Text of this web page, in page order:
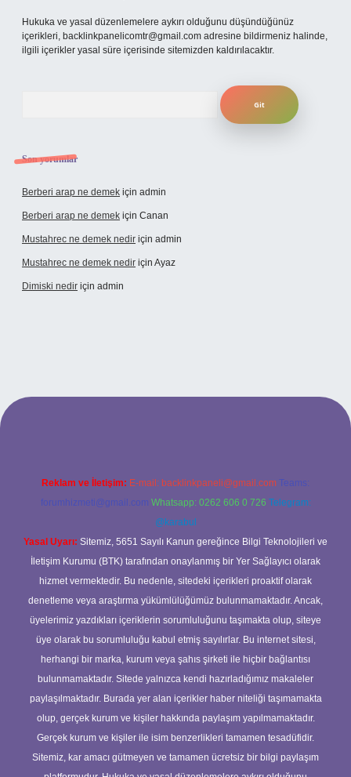
Hukuka ve yasal düzenlemelere aykırı olduğunu düşündüğünüz
içerikleri, backlinkpanelicomtr@gmail.com adresine bildirmeniz halinde,
ilgili içerikler yasal süre içerisinde sitemizden kaldırılacaktır.
Son yorumlar
Berberi arap ne demek için admin
Berberi arap ne demek için Canan
Mustahrec ne demek nedir için admin
Mustahrec ne demek nedir için Ayaz
Dimiski nedir için admin
güncel adresi
Reklam ve İletişim: E-mail: backlinkpaneli@gmail.com Teams:
forumhizmeti@gmail.com Whatsapp: 0262 606 0 726 Telegram:
@karabul
Yasal Uyarı: Sitemiz, 5651 Sayılı Kanun gereğince Bilgi Teknolojileri ve
İletişim Kurumu (BTK) tarafından onaylanmış bir Yer Sağlayıcı olarak
hizmet vermektedir. Bu nedenle, sitedeki içerikleri proaktif olarak
denetleme veya araştırma yükümlülüğümüz bulunmamaktadır. Ancak,
üyelerimiz yazdıkları içeriklerin sorumluluğunu taşımakta olup, siteye
üye olarak bu sorumluluğu kabul etmiş sayılırlar. Bu internet sitesi,
herhangi bir marka, kurum veya şahıs şirketi ile hiçbir bağlantısı
bulunmamaktadır. Sitede yalnızca kendi hazırladığımız makaleler
paylaşılmaktadır. Burada yer alan içerikler haber niteliği taşımamakta
olup, gerçek kurum ve kişiler hakkında paylaşım yapılmamaktadır.
Gerçek kurum ve kişiler ile isim benzerlikleri tamamen tesadüfidir.
Sitemiz, kar amacı gütmeyen ve tamamen ücretsiz bir bilgi paylaşım